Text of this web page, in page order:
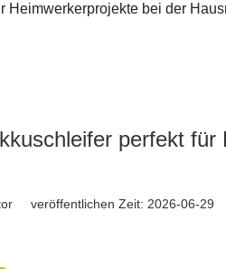
Heimwerkerprojekte bei der
perfekt
veröffentlichen Zeit: 2026-06-